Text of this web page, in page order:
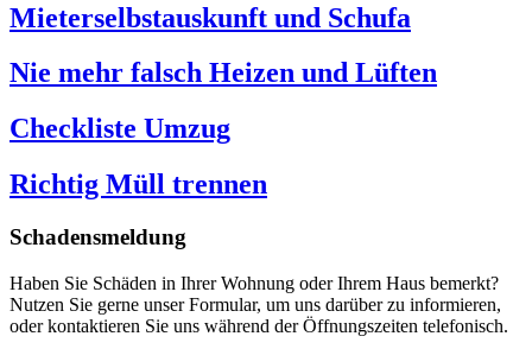
Mieterselbstauskunft und Schufa
Nie mehr falsch Heizen und Lüften
Checkliste Umzug
Richtig Müll trennen
Schadensmeldung
Haben Sie Schäden in Ihrer Wohnung oder Ihrem Haus bemerkt?
Nutzen Sie gerne unser Formular, um uns darüber zu informieren,
oder kontaktieren Sie uns während der Öffnungszeiten telefonisch.